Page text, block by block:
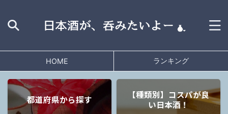
HOME ランキング
都道府県から探す
【種類別】コスパが良
い日本酒！